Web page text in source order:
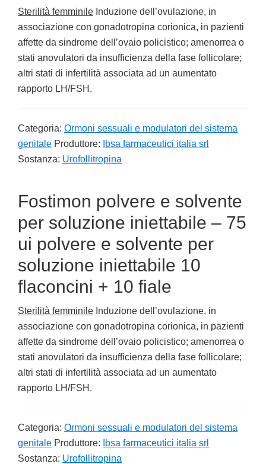
Sterilità femminile Induzione dell’ovulazione, in
associazione con gonadotropina corionica, in pazienti
affette da sindrome dell’ovaio policistico; amenorrea o
stati anovulatori da insufficienza della fase follicolare;
altri stati di infertilità associata ad un aumentato
rapporto LH/FSH.
Categoria: Ormoni sessuali e modulatori del sistema
genitale Produttore:
Ibsa farmaceutici italia srl
Sostanza: Urofollitropina
Fostimon polvere e solvente
per soluzione iniettabile – 75
ui polvere e solvente per
soluzione iniettabile 10
flaconcini + 10 fiale
Sterilità femminile Induzione dell’ovulazione, in
associazione con gonadotropina corionica, in pazienti
affette da sindrome dell’ovaio policistico; amenorrea o
stati anovulatori da insufficienza della fase follicolare;
altri stati di infertilità associata ad un aumentato
rapporto LH/FSH.
Categoria: Ormoni sessuali e modulatori del sistema
genitale Produttore:
Ibsa farmaceutici italia srl
Sostanza: Urofollitropina